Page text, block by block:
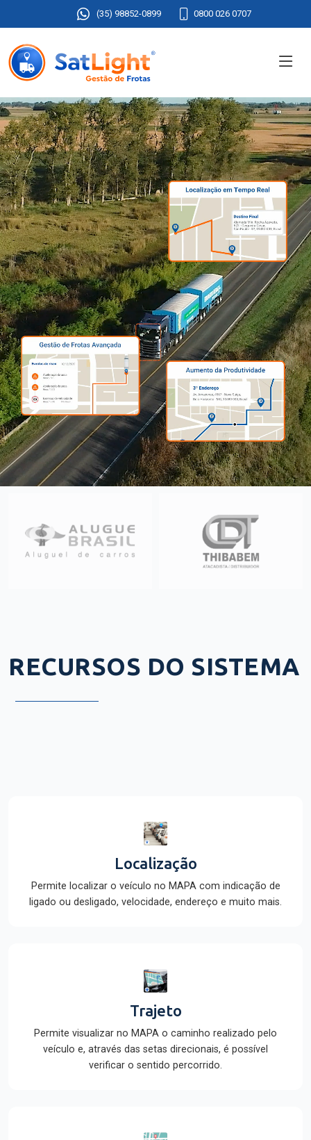
(35) 98852-0899 0800 026 0707
RECURSOS DO SISTEMA
Localização
Permite localizar o veículo no MAPA com indicação de
ligado ou desligado, velocidade, endereço e muito mais.
Trajeto
Permite visualizar no MAPA o caminho realizado pelo
veículo e, através das setas direcionais, é possível
verificar o sentido percorrido.